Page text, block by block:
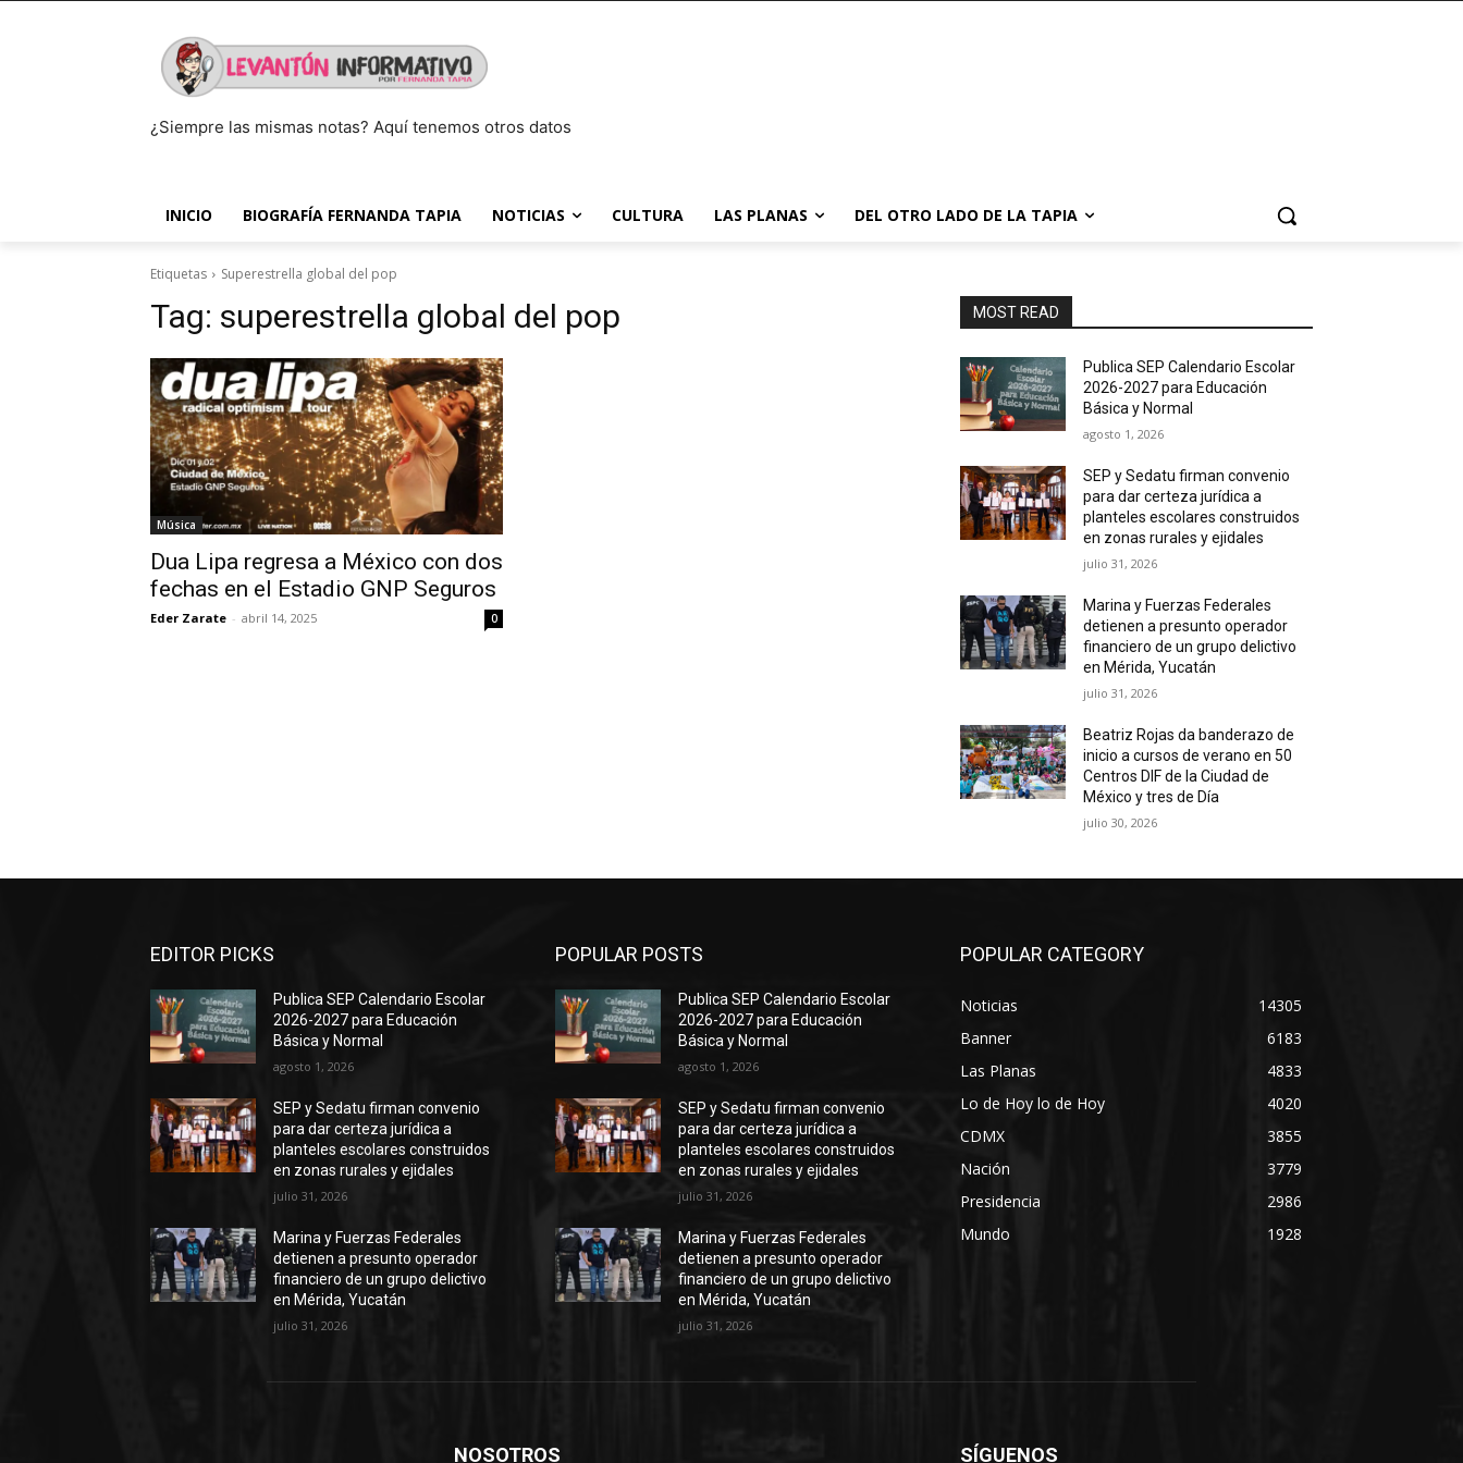
¿Siempre las mismas notas? Aquí tenemos otros datos
INICIO BIOGRAFÍA FERNANDA TAPIA NOTICIAS CULTURA LAS PLANAS DEL OTRO LADO DE LA TAPIA
Etiquetas Superestrella global del pop
Tag: superestrella global del pop
Música
Dua Lipa regresa a México con dos
fechas en el Estadio GNP Seguros
Eder Zarate - abril 14, 2025 0
MOST READ
Publica SEP Calendario Escolar
2026-2027 para Educación
Básica y Normal
agosto 1, 2026
SEP y Sedatu firman convenio
para dar certeza jurídica a
planteles escolares construidos
en zonas rurales y ejidales
julio 31, 2026
Marina y Fuerzas Federales
detienen a presunto operador
financiero de un grupo delictivo
en Mérida, Yucatán
julio 31, 2026
Beatriz Rojas da banderazo de
inicio a cursos de verano en 50
Centros DIF de la Ciudad de
México y tres de Día
julio 30, 2026
EDITOR PICKS
Publica SEP Calendario Escolar
2026-2027 para Educación
Básica y Normal
agosto 1, 2026
SEP y Sedatu firman convenio
para dar certeza jurídica a
planteles escolares construidos
en zonas rurales y ejidales
julio 31, 2026
Marina y Fuerzas Federales
detienen a presunto operador
financiero de un grupo delictivo
en Mérida, Yucatán
julio 31, 2026
POPULAR POSTS
Publica SEP Calendario Escolar
2026-2027 para Educación
Básica y Normal
agosto 1, 2026
SEP y Sedatu firman convenio
para dar certeza jurídica a
planteles escolares construidos
en zonas rurales y ejidales
julio 31, 2026
Marina y Fuerzas Federales
detienen a presunto operador
financiero de un grupo delictivo
en Mérida, Yucatán
julio 31, 2026
POPULAR CATEGORY
Noticias
14305
Banner
6183
Las Planas
4833
Lo de Hoy lo de Hoy
4020
CDMX
3855
Nación
3779
Presidencia
2986
Mundo
1928
NOSOTROS SÍGUENOS